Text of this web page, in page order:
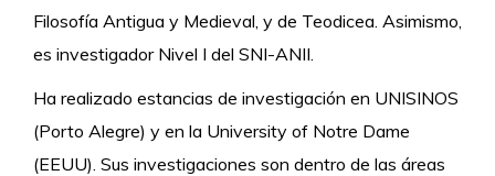
Filosofía Antigua y Medieval, y de Teodicea. Asimismo,
es investigador Nivel I del SNI-ANII.
Ha realizado estancias de investigación en UNISINOS
(Porto Alegre) y en la University of Notre Dame
(EEUU). Sus investigaciones son dentro de las áreas